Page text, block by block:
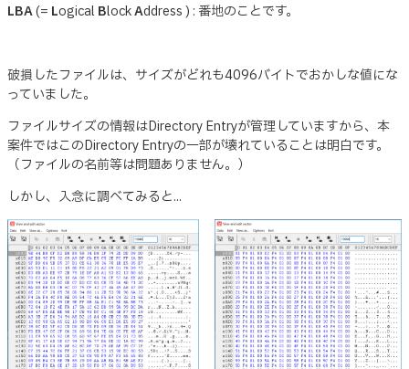
LBA(= LogicalBlockAddress ) : 番地のことです。
破損したファイルは、サイズがどれも4096バイトでおかしな値にな
っていました。
ファイルサイズの情報はDirectory Entryが管理していますから、本
案件ではこのDirectory Entryの一部が壊れていることは明白です。
（ファイルの名前等は問題ありません。）
しかし、入念に調べてみると...